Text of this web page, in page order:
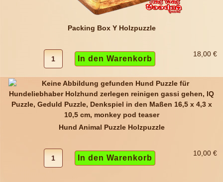
Packing Box Y Holzpuzzle
18,00 €
Hund Animal Puzzle Holzpuzzle
10,00 €